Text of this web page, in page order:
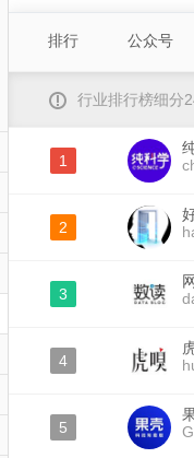
排行 公众号
行业排行榜细分
1
2
3
4
5